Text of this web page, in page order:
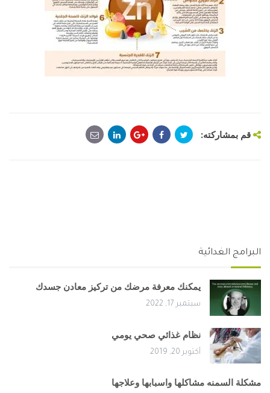
قم بمشاركته:
البرامج الغدائية
يمكنك معرفة مرضك من تركيز معادن جسدك
سبتمبر 17, 2022
نظام غذائي صحي يومي
أكتوبر 20, 2019
مشكلة السمنه مشاكلها واسبابها وعلاجها